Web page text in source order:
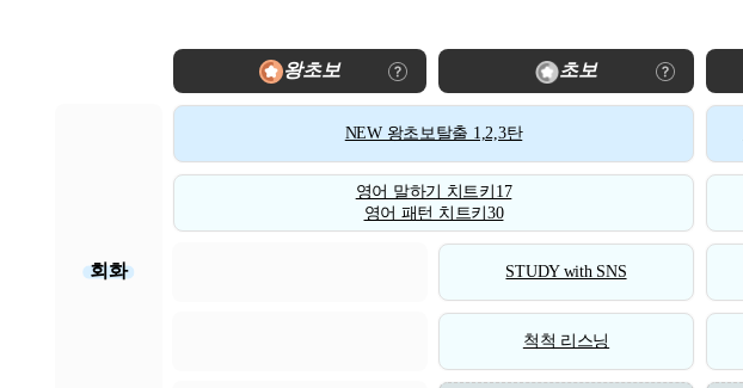
왕초보 초보
회화
NEW 왕초보탈출 1,2,3탄
영어 말하기 치트키17
영어 패턴 치트키30
STUDY with SNS
척척 리스닝